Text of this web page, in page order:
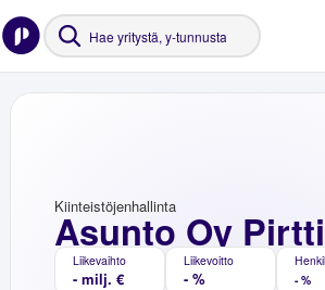
Asunto Oy
Kiinteistöjenhallinta
Liikevaihto
- milj. €
Liikevoitto
- %
- %